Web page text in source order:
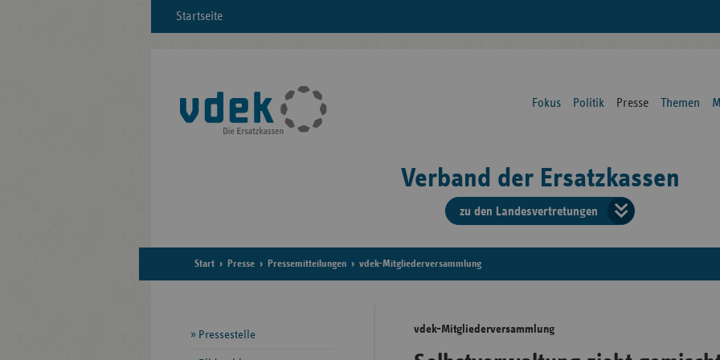
Startseite
Fokus Politik Presse Themen
Verband der Ersatzkassen
zu den Landesvertretungen
der
Start Presse Pressemitteilungen vdek-Mitgliederversammlung
vdek-Mitgliederversammlung
Seitennavigation
Pressestelle